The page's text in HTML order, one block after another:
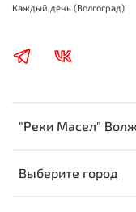
"Реки Масел"
Выберите город
Каждый день (Волгоград)